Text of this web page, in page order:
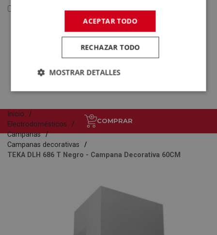
Reacondicionados y Outlet
Reacondicionados y
Outlet
Electrodomésticos
COMPRAR
Inicio
Electrodomésticos
Campanas
Campanas decorativas
TEKA DLH 686 T Negro - Campana Decorativa 60CM
ACEPTAR TODO
RECHAZAR TODO
MOSTRAR DETALLES